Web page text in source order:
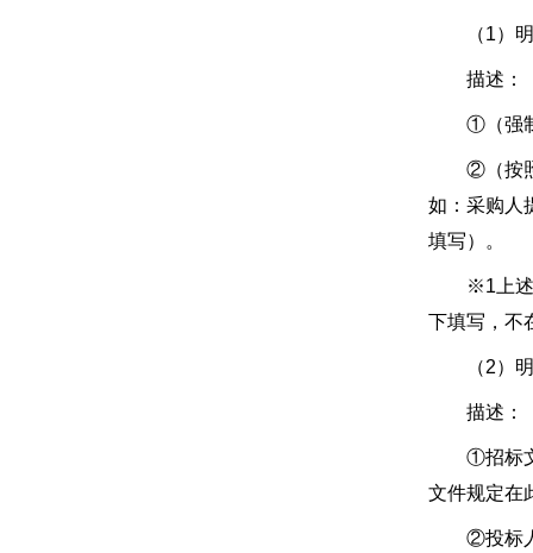
（1）明
描述：
①（强制
②（按照政
如：采购人
填写）。
※1上述材
下填写，不
（2）明
描述：
①招标文件
文件规定在
②投标人